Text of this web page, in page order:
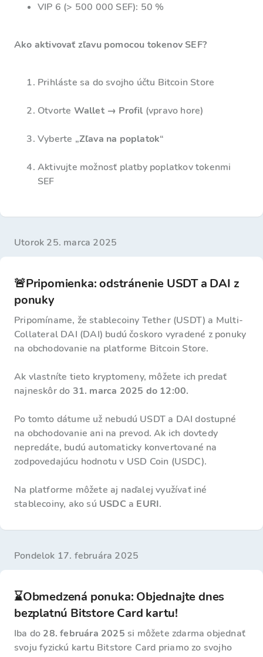
VIP 6 (> 500 000 SEF): 50 %
Ako aktivovať zľavu pomocou tokenov SEF?
Prihláste sa do svojho účtu Bitcoin Store
Otvorte Wallet → Profil (vpravo hore)
Vyberte „Zľava na poplatok“
Aktivujte možnosť platby poplatkov tokenmi
SEF
utorok 25. marca 2025
🚨Pripomienka: odstránenie USDT a DAI z
ponuky
Pripomíname, že stablecoiny Tether (USDT) a Multi-
Collateral DAI (DAI) budú čoskoro vyradené z ponuky
na obchodovanie na platforme Bitcoin Store.
Ak vlastníte tieto kryptomeny, môžete ich predať
najneskôr do 31. marca 2025 do 12:00.
Po tomto dátume už nebudú USDT a DAI dostupné
na obchodovanie ani na prevod. Ak ich dovtedy
nepredáte, budú automaticky konvertované na
zodpovedajúcu hodnotu v USD Coin (USDC).
Na platforme môžete aj naďalej využívať iné
stablecoiny, ako sú USDC a EURI.
pondelok 17. februára 2025
⌛Obmedzená ponuka: Objednajte dnes
bezplatnú Bitstore Card kartu!
Iba do 28. februára 2025 si môžete zdarma objednať
svoju fyzickú kartu Bitstore Card priamo zo svojho